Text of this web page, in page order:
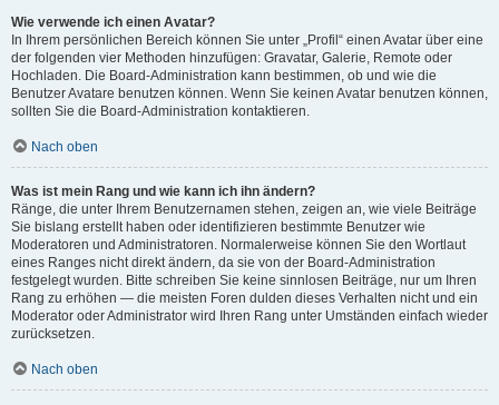
Wie verwende ich einen Avatar?
In Ihrem persönlichen Bereich können Sie unter „Profil“ einen Avatar über eine
der folgenden vier Methoden hinzufügen: Gravatar, Galerie, Remote oder
Hochladen. Die Board-Administration kann bestimmen, ob und wie die
Benutzer Avatare benutzen können. Wenn Sie keinen Avatar benutzen können,
sollten Sie die Board-Administration kontaktieren.
Nach oben
Was ist mein Rang und wie kann ich ihn ändern?
Ränge, die unter Ihrem Benutzernamen stehen, zeigen an, wie viele Beiträge
Sie bislang erstellt haben oder identifizieren bestimmte Benutzer wie
Moderatoren und Administratoren. Normalerweise können Sie den Wortlaut
eines Ranges nicht direkt ändern, da sie von der Board-Administration
festgelegt wurden. Bitte schreiben Sie keine sinnlosen Beiträge, nur um Ihren
Rang zu erhöhen — die meisten Foren dulden dieses Verhalten nicht und ein
Moderator oder Administrator wird Ihren Rang unter Umständen einfach wieder
zurücksetzen.
Nach oben